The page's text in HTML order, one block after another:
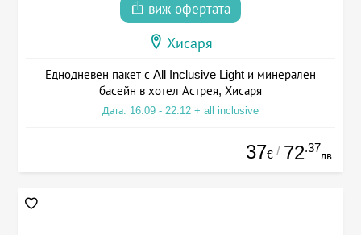
виж офертата
Хисаря
Еднодневен пакет с All Inclusive Light и минерален
басейн в хотел Астрея, Хисаря
Дата: 16.09 - 22.12 + all inclusive
37€ / 72.37
лв.